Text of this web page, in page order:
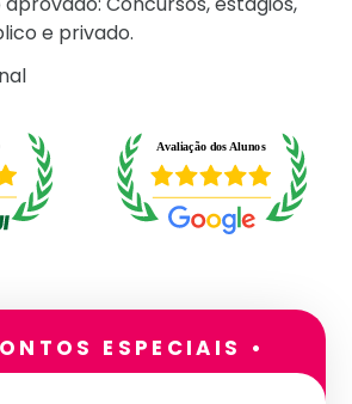
e privado.
ESPECIAIS •